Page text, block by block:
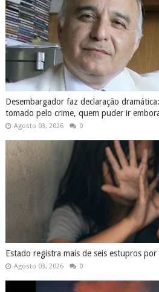
Desembargador faz declaração
tomado pelo crime, quem puder ir
Agosto 03, 2026 0
Estado registra mais de seis estupros
Agosto 03, 2026 0